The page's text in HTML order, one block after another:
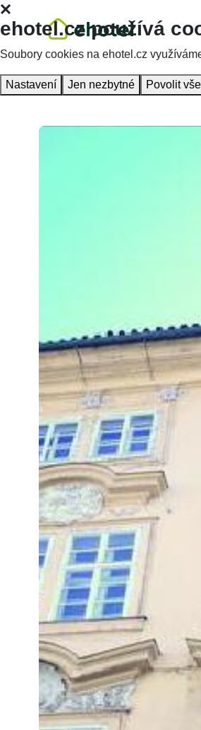
Hlavní stránka Ubytování
ehotel.cz používá
Soubory cookies na ehotel.cz
Nastavení Jen nezbytné Povolit vše